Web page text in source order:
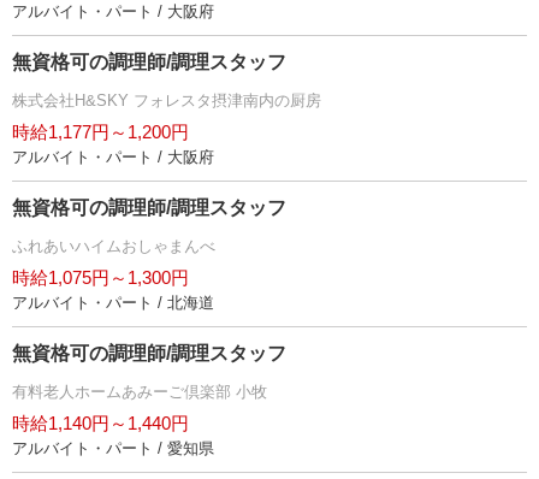
アルバイト・パート / 大阪府
無資格可の調理師/調理スタッフ
株式会社H&SKY フォレスタ摂津南内の厨房
時給1,177円～1,200円
アルバイト・パート / 大阪府
無資格可の調理師/調理スタッフ
ふれあいハイムおしゃまんべ
時給1,075円～1,300円
アルバイト・パート / 北海道
無資格可の調理師/調理スタッフ
有料老人ホームあみーご倶楽部 小牧
時給1,140円～1,440円
アルバイト・パート / 愛知県